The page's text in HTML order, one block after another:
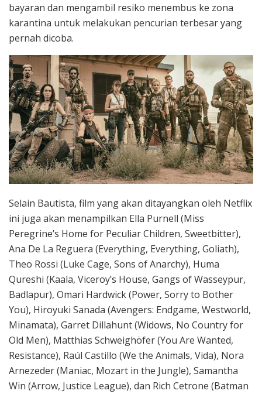
bayaran dan mengambil resiko menembus ke zona
karantina untuk melakukan pencurian terbesar yang
pernah dicoba.
Selain Bautista, film yang akan ditayangkan oleh Netflix
ini juga akan menampilkan Ella Purnell (Miss
Peregrine’s Home for Peculiar Children, Sweetbitter),
Ana De La Reguera (Everything, Everything, Goliath),
Theo Rossi (Luke Cage, Sons of Anarchy), Huma
Qureshi (Kaala, Viceroy’s House, Gangs of Wasseypur,
Badlapur), Omari Hardwick (Power, Sorry to Bother
You), Hiroyuki Sanada (Avengers: Endgame, Westworld,
Minamata), Garret Dillahunt (Widows, No Country for
Old Men), Matthias Schweighöfer (You Are Wanted,
Resistance), Raúl Castillo (We the Animals, Vida), Nora
Arnezeder (Maniac, Mozart in the Jungle), Samantha
Win (Arrow, Justice League), dan Rich Cetrone (Batman